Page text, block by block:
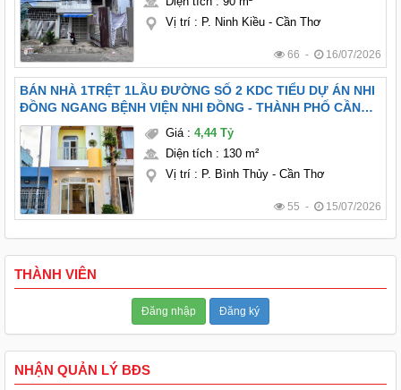
Vị trí: P. Ninh Kiều - Cần Thơ
66 - 16/07/2026
BÁN NHÀ 1TRỆT 1LẦU ĐƯỜNG SỐ 2 KDC TIỂU DỰ ÁN NHI
ĐỒNG NGANG BỆNH VIỆN NHI ĐỒNG - THÀNH PHỐ CẦN
THƠ.
Giá: 4,44 Tỷ
Diện tích: 130 m²
Vị trí: P. Bình Thủy - Cần Thơ
55 - 15/07/2026
THÀNH VIÊN
Đăng nhập Đăng ký
NHẬN QUẢN LÝ BĐS